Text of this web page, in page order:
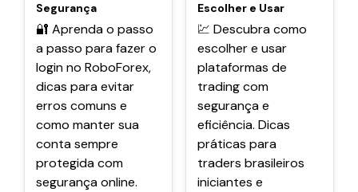
Segurança
🔐 Aprenda o passo
a passo para fazer o
login no RoboForex,
dicas para evitar
erros comuns e
como manter sua
conta sempre
protegida com
segurança online.
Escolher e Usar
💹 Descubra como
escolher e usar
plataformas de
trading com
segurança e
eficiência. Dicas
práticas para
traders brasileiros
iniciantes e